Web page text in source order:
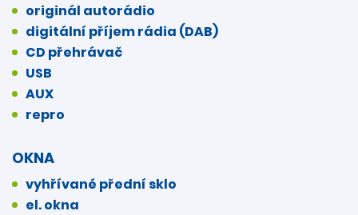
originál autorádio
digitální příjem rádia (DAB)
CD přehrávač
USB
AUX
repro
OKNA
vyhřívané přední sklo
el. okna